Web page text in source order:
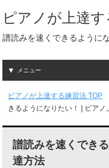
ピアノが上達
譜読みを速くできるように
メニュー
ピアノが上達する練習法 TOP
きるようになりたい！ | ピアノ
譜読みを速くでき
達方法